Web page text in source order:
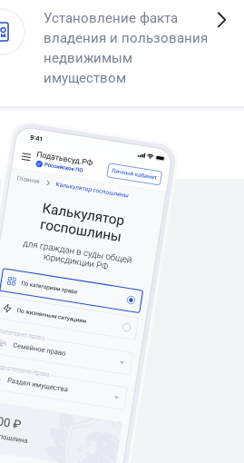
Установление факта
владения и пользования
недвижимым
имуществом